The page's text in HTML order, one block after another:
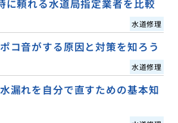
に頼れる水道局指定業者を比較
水道修理
コ音がする原因と対策を知ろう
水道修理
漏れを自分で直すための基本知